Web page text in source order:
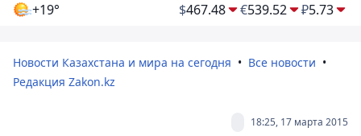
+19° $467.48 €539.52 ₽5.73
Новости Казахстана и мира на сегодня
Все новости
Редакция Zakon.kz
18:25, 17 марта 2015